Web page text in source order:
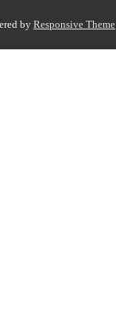
by Responsive Theme